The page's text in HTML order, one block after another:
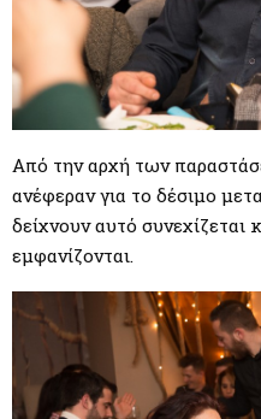
Από την αρχή των
ανέφεραν για το δέσιμο
δείχνουν αυτό
εμφανίζονται.